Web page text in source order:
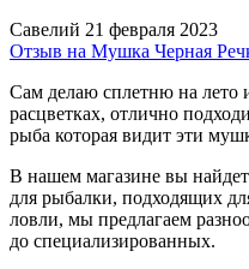
Савелий 21 февраля 2023
Отзыв на Мушка Черная
Сам делаю сплетню на лето
расцветках, отлично
рыба которая видит эти
В нашем магазине вы
для рыбалки, подходящих
ловли, мы предлагаем
до специализированных.